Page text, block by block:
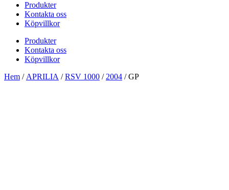
Produkter
Kontakta oss
Köpvillkor
Produkter
Kontakta oss
Köpvillkor
Hem / APRILIA /RSV 1000 / 2004 / GP